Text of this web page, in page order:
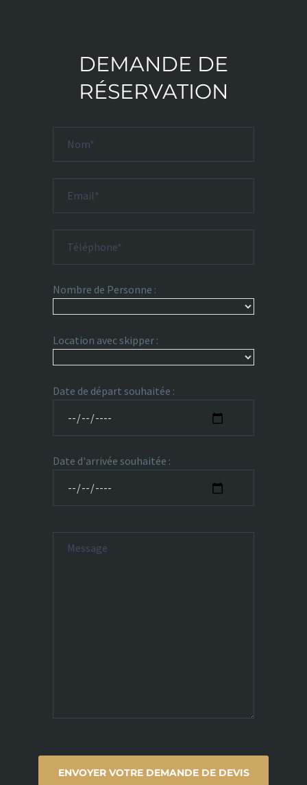
DEMANDE DE
RÉSERVATION
Nombre de Personne :
Location avec skipper :
Date de départ souhaitée :
Date d'arrivée souhaitée :